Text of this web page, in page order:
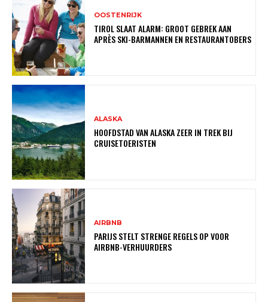
OOSTENRIJK
TIROL SLAAT ALARM: GROOT GEBREK AAN
APRÈS SKI-BARMANNEN EN RESTAURANTOBERS
ALASKA
HOOFDSTAD VAN ALASKA ZEER IN TREK BIJ
CRUISETOERISTEN
AIRBNB
PARIJS STELT STRENGE REGELS OP VOOR
AIRBNB-VERHUURDERS